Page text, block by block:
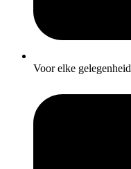
Voor elke gelegenheid